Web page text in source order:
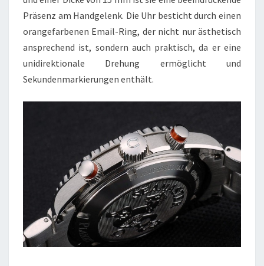
Präsenz am Handgelenk. Die Uhr besticht durch einen
orangefarbenen Email-Ring, der nicht nur ästhetisch
ansprechend ist, sondern auch praktisch, da er eine
unidirektionale Drehung ermöglicht und
Sekundenmarkierungen enthält.